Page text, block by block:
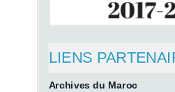
LIENS
Archives du Maroc